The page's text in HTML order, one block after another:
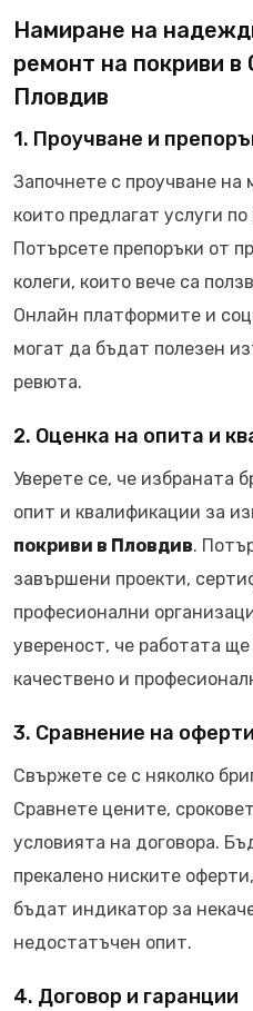
Намиране на
ремонт на покриви в
Пловдив
1. Проучване и
Започнете с проучване
които предлагат услуги
Потърсете препоръки от
колеги, които вече са
Онлайн платформите и
могат да бъдат полезен
ревюта.
2. Оценка на опита и
Уверете се, че избраната
опит и квалификации за
покриви в Пловдив.
завършени проекти,
професионални
увереност, че работата
качествено и
3. Сравнение на оферти
Свържете се с няколко
Сравнете цените,
условията на договора.
прекалено ниските
бъдат индикатор за
недостатъчен опит.
4. Договор и гаранции